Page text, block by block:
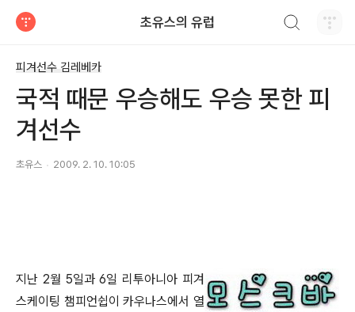
초유스의 유럽
피겨선수 김레베카
국적 때문 우승해도 우승 못한 피
겨선수
초유스 2009. 2. 10. 10:05
지난 2월 5일과 6일 리투아니아 피겨
스케이팅 챔피언쉽이 카우나스에서 열